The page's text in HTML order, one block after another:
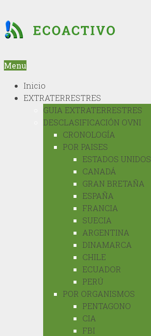
Menu
Inicio
EXTRATERRESTRES
GUIA EXTRATERRESTRES
DESCLASIFICACIÓN OVNI
CRONOLOGÍA
POR PAISES
ESTADOS UNIDOS
CANADÁ
GRAN BRETAÑA
ESPAÑA
FRANCIA
SUECIA
ARGENTINA
DINAMARCA
CHILE
ECUADOR
PERÚ
POR ORGANISMOS
PENTAGONO
CIA
FBI